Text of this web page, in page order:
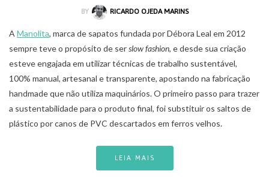
BY RICARDO OJEDA MARINS
A Manolita, marca de sapatos fundada por Débora Leal em 2012
sempre teve o propósito de serslow fashion, e desde sua criação
esteve engajada em utilizar técnicas de trabalho sustentável,
100% manual, artesanal e transparente, apostando na fabricação
handmade que não utiliza maquinários. O primeiro passo para trazer
a sustentabilidade para o produto final, foi substituir os saltos de
plástico por canos de PVC descartados em ferros velhos.
LEIA MAIS